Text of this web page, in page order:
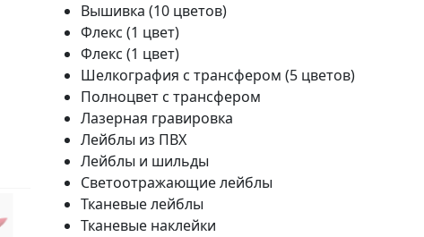
Вышивка (10 цветов)
Флекс (1 цвет)
Флекс (1 цвет)
Шелкография с трансфером (5 цветов)
Полноцвет с трансфером
Лазерная гравировка
Лейблы из ПВХ
Лейблы и шильды
Светоотражающие лейблы
Тканевые лейблы
Тканевые наклейки